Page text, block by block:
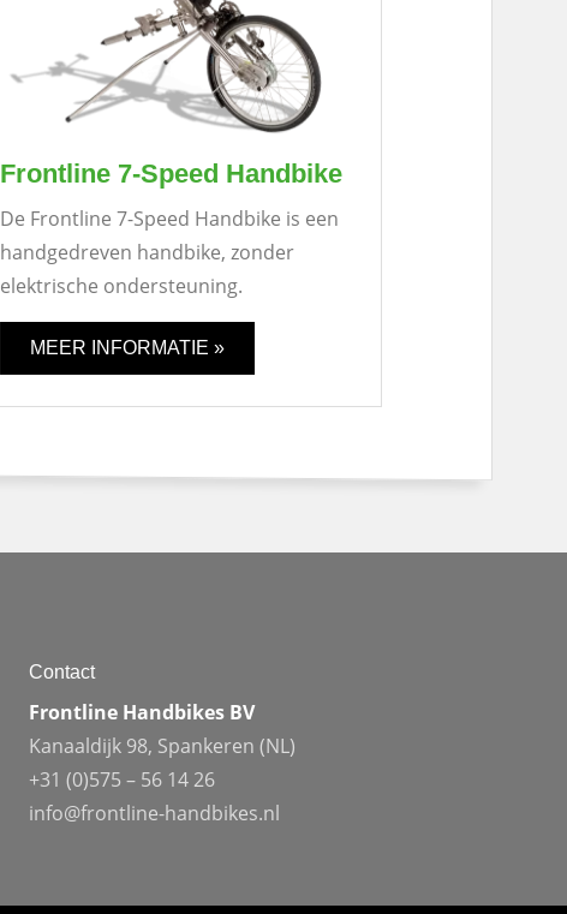
Frontline 7-Speed Handbike
De Frontline 7-Speed Handbike is een
handgedreven handbike, zonder
elektrische ondersteuning.
MEER INFORMATIE »
Contact
Frontline Handbikes BV
Kanaaldijk 98, Spankeren (NL)
+31 (0)575 – 56 14 26
info@frontline-handbikes.nl